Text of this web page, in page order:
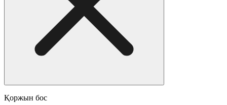
Қоржын бос